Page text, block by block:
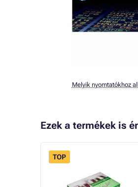
Melyik nyomtatókhoz
Ezek a termékek is
TOP